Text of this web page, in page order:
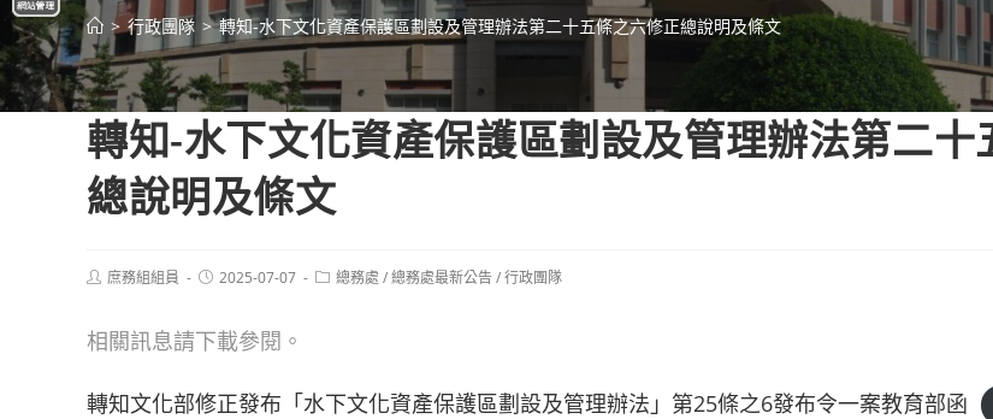
> 行政團隊 > 轉知-水下文化資產保護區劃設及管理辦法第二十五條之六修正總說明及條文
轉知-水下文化資產保護區劃設及管理辦法第二十
總說明及條文
Post庶務組組員
Post2025-07-07
Post總務處 /總務處最新公告/行政團隊
相關訊息請下載參閱。
轉知文化部修正發布「水下文化資產保護區劃設及管理辦法」第25條之6發布令一案教育部函